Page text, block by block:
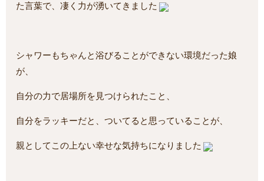
た言葉で、凄く力が湧いてきました
シャワーもちゃんと浴びることができない環境だった娘
が、
自分の力で居場所を見つけられたこと、
自分をラッキーだと、ついてると思っていることが、
親としてこの上ない幸せな気持ちになりました